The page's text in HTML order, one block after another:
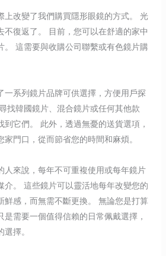
上改變了我們購買隱形眼鏡的方式。 光
不復返了。 目前，您可以在舒適的家中
。 這需要與收購公司聯繫或有色鏡片購
一系列鏡片品牌可供選擇，方便用戶探
找韓國鏡片、混合鏡片或任何其他款
它們。 此外，透過無憂的送貨選項，
門口，從而節省您的時間和麻煩。
人來說，每年不可重複使用或每年鏡片
介。 這些鏡片可以靈活地每年改變您的
鮮感，而無需不斷更換。 無論您是打算
需要一個值得信賴的日常佩戴選擇，
擇。